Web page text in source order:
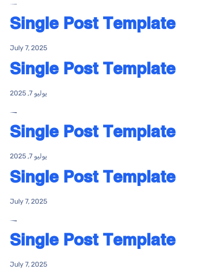
Single Post Template
July 7, 2025
Single Post Template
يوليو 7, 2025
Single Post Template
يوليو 7, 2025
Single Post Template
July 7, 2025
Single Post Template
July 7, 2025